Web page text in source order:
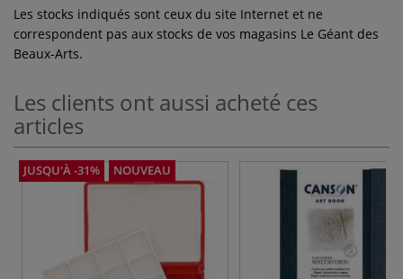
Les stocks indiqués sont ceux du site Internet et ne
correspondent pas aux stocks de vos magasins Le Géant des
Beaux-Arts.
Les clients ont aussi acheté ces
articles
JUSQU'À -31% NOUVEAU